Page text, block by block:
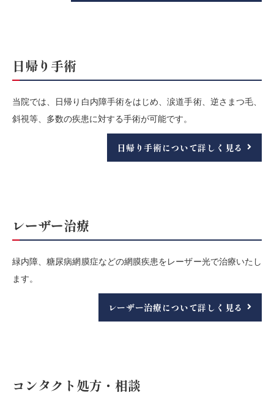
日帰り手術
当院では、日帰り白内障手術をはじめ、涙道手術、逆さまつ毛、
斜視等、多数の疾患に対する手術が可能です。
日帰り手術について詳しく見る
レーザー治療
緑内障、糖尿病網膜症などの網膜疾患をレーザー光で治療いたし
ます。
レーザー治療について詳しく見る
コンタクト処方・相談